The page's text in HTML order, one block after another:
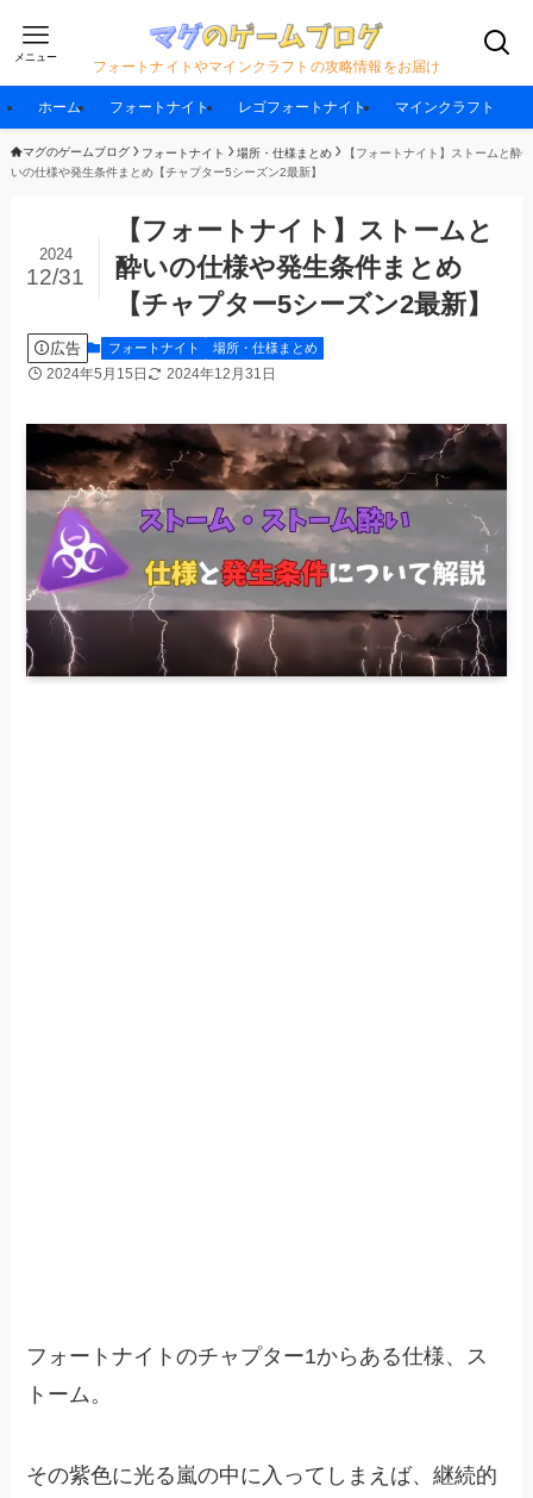
フォートナイトやマインクラフトの攻略情報をお届け
メニュー
ホーム フォートナイト レゴフォートナイト マインクラフト
マグのゲームブログ フォートナイト 場所・仕様まとめ
【フォートナイト】ストームと酔
いの仕様や発生条件まとめ【チャプター5シーズン2最新】
【フォートナイト】ストームと
酔いの仕様や発生条件まとめ
【チャプター5シーズン2最新】
2024
12/31
広告 フォートナイト 場所・仕様まとめ
2024年5月15日 2024年12月31日
フォートナイトのチャプター1からある仕様、ス
トーム。
その紫色に光る嵐の中に入ってしまえば、継続的